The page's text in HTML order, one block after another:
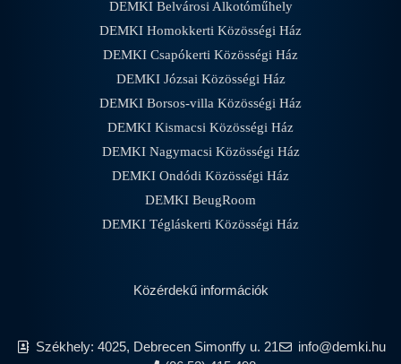
DEMKI Belvárosi Alkotóműhely
DEMKI Homokkerti Közösségi Ház
DEMKI Csapókerti Közösségi Ház
DEMKI Józsai Közösségi Ház
DEMKI Borsos-villa Közösségi Ház
DEMKI Kismacsi Közösségi Ház
DEMKI Nagymacsi Közösségi Ház
DEMKI Ondódi Közösségi Ház
DEMKI BeugRoom
DEMKI Tégláskerti Közösségi Ház
Közérdekű információk
Székhely: 4025, Debrecen Simonffy u. 21
info@demki.hu